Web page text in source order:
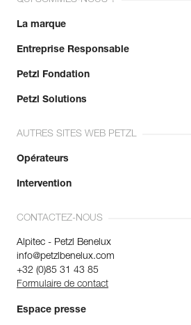
La marque
Entreprise Responsable
Petzl Fondation
Petzl Solutions
AUTRES SITES WEB PETZL
Opérateurs
Intervention
CONTACTEZ-NOUS
Alpitec - Petzl Benelux
info@petzlbenelux.com
+32 (0)85 31 43 85
Formulaire de contact
Espace presse